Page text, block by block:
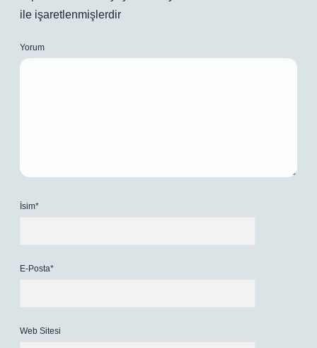
ile işaretlenmişlerdir
Yorum
İsim*
E-Posta*
Web Sitesi